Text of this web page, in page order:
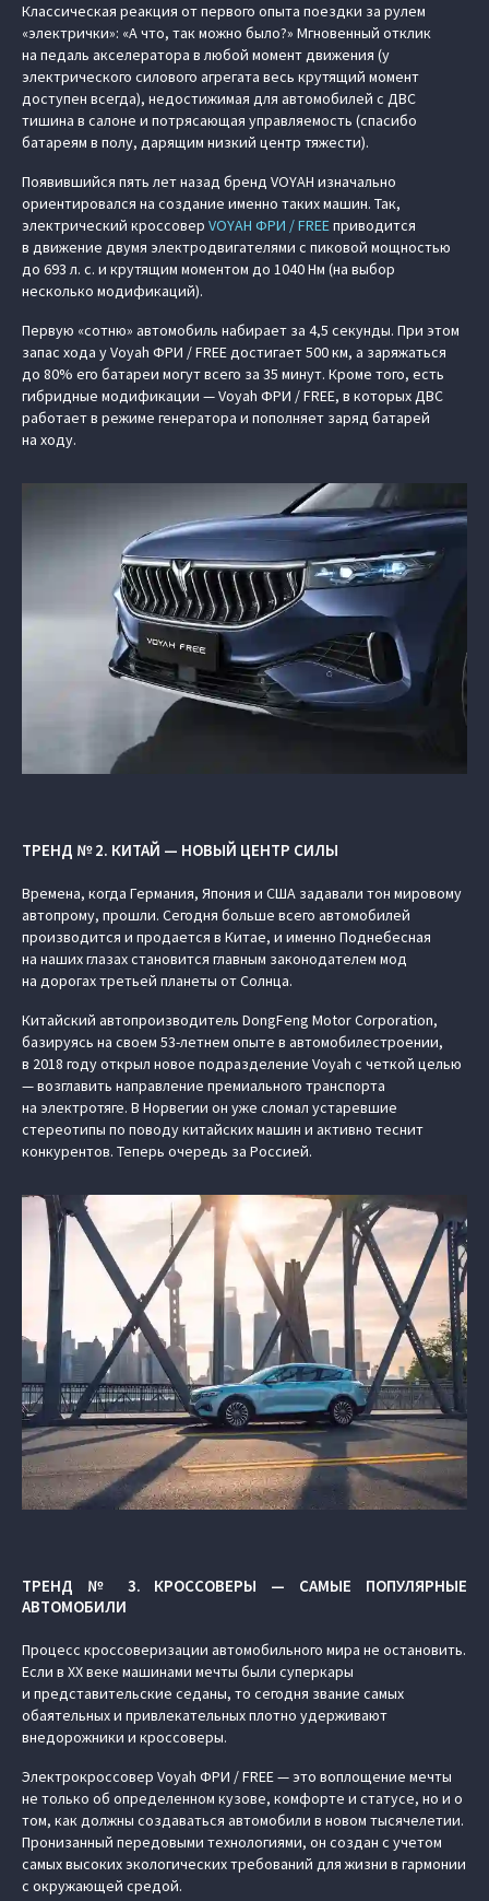
Классическая реакция от первого опыта поездки за рулем
«электрички»: «А что, так можно было?» Мгновенный отклик
на педаль акселератора в любой момент движения (у
электрического силового агрегата весь крутящий момент
доступен всегда), недостижимая для автомобилей с ДВС
тишина в салоне и потрясающая управляемость (спасибо
батареям в полу, дарящим низкий центр тяжести).
Появившийся пять лет назад бренд VOYAH изначально
ориентировался на создание именно таких машин. Так,
электрический кроссовер VOYAH ФРИ / FREEприводится
в движение двумя электродвигателями с пиковой мощностью
до 693 л. с. и крутящим моментом до 1040 Нм (на выбор
несколько модификаций).
Первую «сотню» автомобиль набирает за 4,5 секунды. При этом
запас хода у Voyah ФРИ / FREE достигает 500 км, а заряжаться
до 80% его батареи могут всего за 35 минут. Кроме того, есть
гибридные модификации — Voyah ФРИ / FREE, в которых ДВС
работает в режиме генератора и пополняет заряд батарей
на ходу.
ТРЕНД № 2. КИТАЙ — НОВЫЙ ЦЕНТР СИЛЫ
Времена, когда Германия, Япония и США задавали тон мировому
автопрому, прошли. Сегодня больше всего автомобилей
производится и продается в Китае, и именно Поднебесная
на наших глазах становится главным законодателем мод
на дорогах третьей планеты от Солнца.
Китайский автопроизводитель DongFeng Motor Corporation,
базируясь на своем 53-летнем опыте в автомобилестроении,
в 2018 году открыл новое подразделение Voyah с четкой целью
— возглавить направление премиального транспорта
на электротяге. В Норвегии он уже сломал устаревшие
стереотипы по поводу китайских машин и активно теснит
конкурентов. Теперь очередь за Россией.
ТРЕНД № 3. КРОССОВЕРЫ — САМЫЕ ПОПУЛЯРНЫЕ
АВТОМОБИЛИ
Процесс кроссоверизации автомобильного мира не остановить.
Если в XX веке машинами мечты были суперкары
и представительские седаны, то сегодня звание самых
обаятельных и привлекательных плотно удерживают
внедорожники и кроссоверы.
Электрокроссовер Voyah ФРИ / FREE — это воплощение мечты
не только об определенном кузове, комфорте и статусе, но и о
том, как должны создаваться автомобили в новом тысячелетии.
Пронизанный передовыми технологиями, он создан с учетом
самых высоких экологических требований для жизни в гармонии
с окружающей средой.